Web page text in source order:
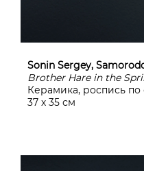
Sonin Sergey,
Brother Hare in the
Керамика, роспись
37 х 35 см